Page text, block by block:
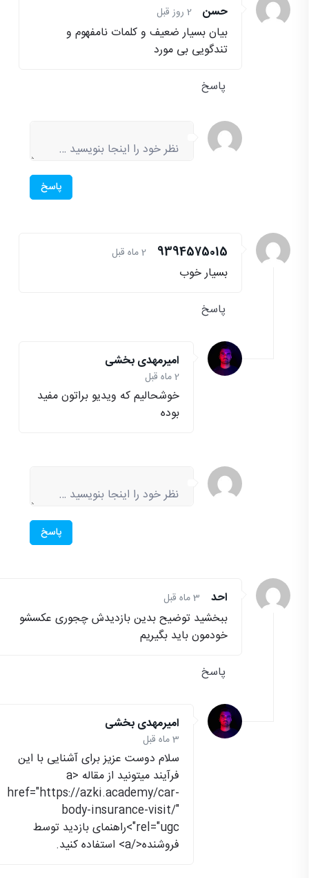
حسن 2 روز قبل
بیان بسیار ضعیف و کلمات نامفهوم و
تندگویی بی مورد
پاسخ
پاسخ
9394575015 2 ماه قبل
بسیار خوب
پاسخ
امیرمهدی بخشی
2 ماه قبل
خوشحالیم که ویدیو براتون مفید
بوده
پاسخ
احد 3 ماه قبل
ببخشید توضیح بدین بازدیدش چجوری عکسشو
خودمون باید بگیریم
پاسخ
امیرمهدی بخشی
3 ماه قبل
سلام دوست عزیز برای آشنایی با این
فرآیند میتونید از مقاله <a
href="https://azki.academy/car-
body-insurance-visit/"
rel="ugc">راهنمای بازدید توسط
فروشنده</a> استفاده کنید.